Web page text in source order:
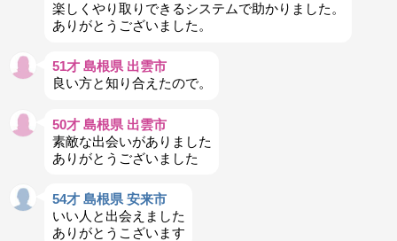
楽しくやり取りできるシステムで助かりました。
ありがとうございました。
51才 島根県 出雲市
良い方と知り合えたので。
50才 島根県 出雲市
素敵な出会いがありました
ありがとうございました
54才 島根県 安来市
いい人と出会えました
ありがとうこざいます